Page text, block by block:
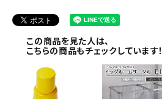
この商品を見た人は、
こちらの商品もチェックしています！